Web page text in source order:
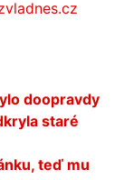
doopravdy
staré
teď mu